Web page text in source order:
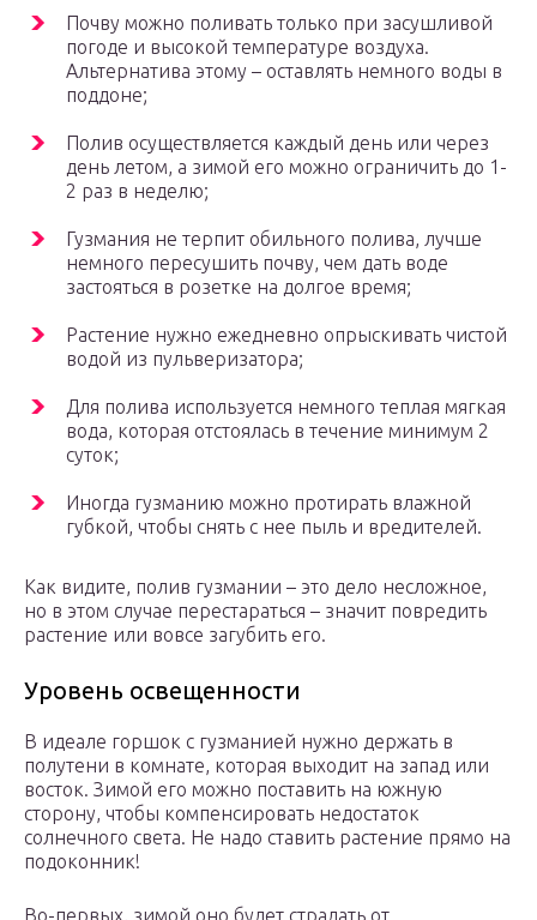
Почву можно поливать только при засушливой
погоде и высокой температуре воздуха.
Альтернатива этому – оставлять немного воды в
поддоне;
Полив осуществляется каждый день или через
день летом, а зимой его можно ограничить до 1-
2 раз в неделю;
Гузмания не терпит обильного полива, лучше
немного пересушить почву, чем дать воде
застояться в розетке на долгое время;
Растение нужно ежедневно опрыскивать чистой
водой из пульверизатора;
Для полива используется немного теплая мягкая
вода, которая отстоялась в течение минимум 2
суток;
Иногда гузманию можно протирать влажной
губкой, чтобы снять с нее пыль и вредителей.
Как видите, полив гузмании – это дело несложное,
но в этом случае перестараться – значит повредить
растение или вовсе загубить его.
Уровень освещенности
В идеале горшок с гузманией нужно держать в
полутени в комнате, которая выходит на запад или
восток. Зимой его можно поставить на южную
сторону, чтобы компенсировать недостаток
солнечного света. Не надо ставить растение прямо на
подоконник!
Во-первых, зимой оно будет страдать от